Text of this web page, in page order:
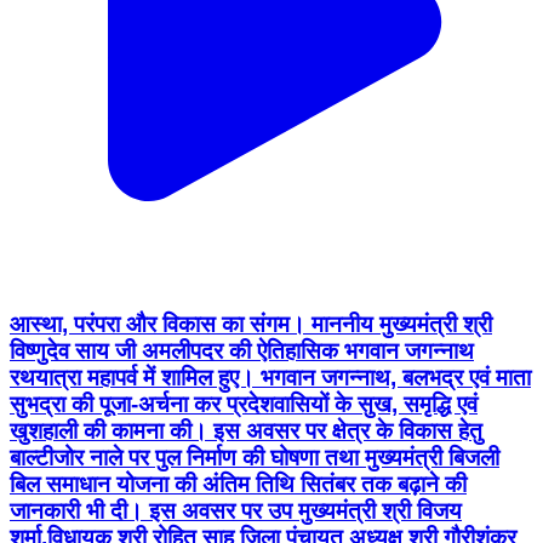
आस्था, परंपरा और विकास का संगम। माननीय मुख्यमंत्री श्री
विष्णुदेव साय जी अमलीपदर की ऐतिहासिक भगवान जगन्नाथ
रथयात्रा महापर्व में शामिल हुए। भगवान जगन्नाथ, बलभद्र एवं माता
सुभद्रा की पूजा-अर्चना कर प्रदेशवासियों के सुख, समृद्धि एवं
खुशहाली की कामना की। इस अवसर पर क्षेत्र के विकास हेतु
बाल्टीजोर नाले पर पुल निर्माण की घोषणा तथा मुख्यमंत्री बिजली
बिल समाधान योजना की अंतिम तिथि सितंबर तक बढ़ाने की
जानकारी भी दी। इस अवसर पर उप मुख्यमंत्री श्री विजय
शर्मा,विधायक श्री रोहित साहू जिला पंचायत अध्यक्ष श्री गौरीशंकर